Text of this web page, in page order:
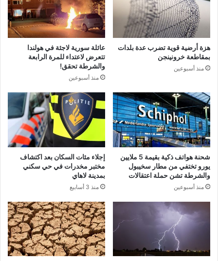
هزة أرضية قوية تضرب عدة بلدات
بمقاطعة خرونينجن
منذ أسبوعين
عائلة سورية لاجئة في هولندا
تتعرض لاعتداء للمرة الرابعة
والشرطة تحقق!
منذ أسبوعين
شحنة هواتف ذكية بقيمة 5 ملايين
يورو تختفي من مطار سخيبول
والشرطة تشن حملة اعتقالات
منذ أسبوعين
إجلاء مئات السكان بعد اكتشاف
مختبر مخدرات في حي سكني
بمدينة لاهاي
منذ 3 أسابيع